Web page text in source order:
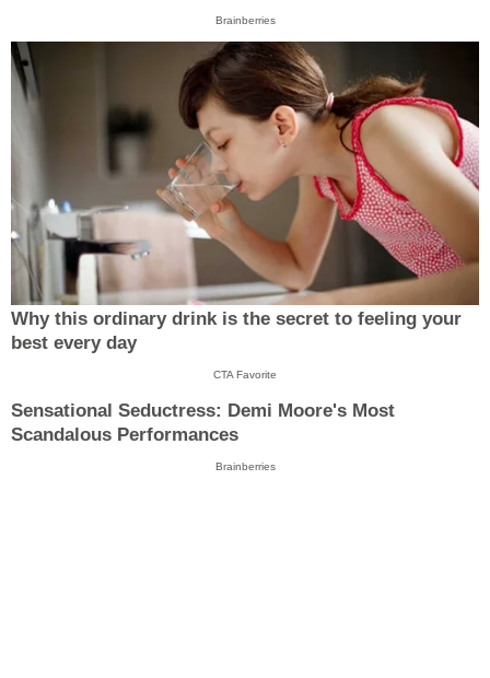
Brainberries
Why this ordinary drink is the secret to feeling your
best every day
CTA Favorite
Sensational Seductress: Demi Moore's Most
Scandalous Performances
Brainberries